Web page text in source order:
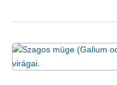
jó
egészség